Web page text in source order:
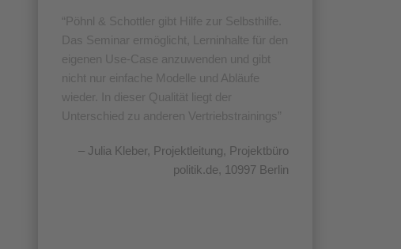
Pöhnl & Schottler gibt Hilfe zur Selbsthilfe.
Das Seminar ermöglicht, Lerninhalte für den
eigenen Use-Case anzuwenden und gibt
nicht nur einfache Modelle und Abläufe
wieder. In dieser Qualität liegt der
Unterschied zu anderen Vertriebstrainings
Julia Kleber Projektleitung Projektbüro
politik.de, 10997 Berlin